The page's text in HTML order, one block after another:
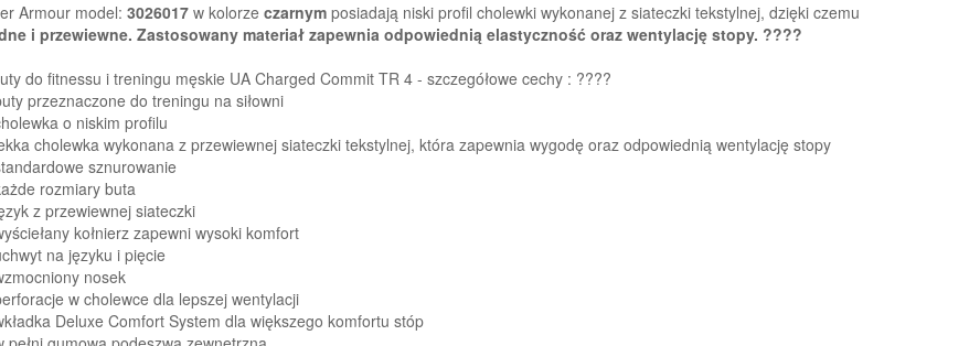
Armour model: 3026017w kolorze czarnymposiadają niski profil cholewki wykonanej z siateczki tekstylnej, dzięki czemu
i przewiewne. Zastosowany materiał zapewnia odpowiednią elastyczność oraz wentylację stopy. ????
do fitnessu i treningu męskie UA Charged Commit TR 4 - szczegółowe cechy : ????
przeznaczone do treningu na siłowni
o niskim profilu
cholewka wykonana z przewiewnej siateczki tekstylnej, która zapewnia wygodę oraz odpowiednią wentylację stopy
sznurowanie
rozmiary buta
z przewiewnej siateczki
kołnierz zapewni wysoki komfort
na języku i pięcie
nosek
w cholewce dla lepszej wentylacji
Deluxe Comfort System dla większego komfortu stóp